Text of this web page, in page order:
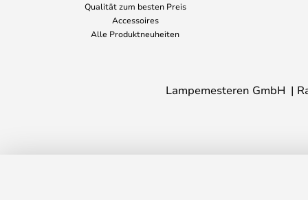
Qualität zum besten Preis
Accessoires
Alle Produktneuheiten
Lampemesteren GmbH